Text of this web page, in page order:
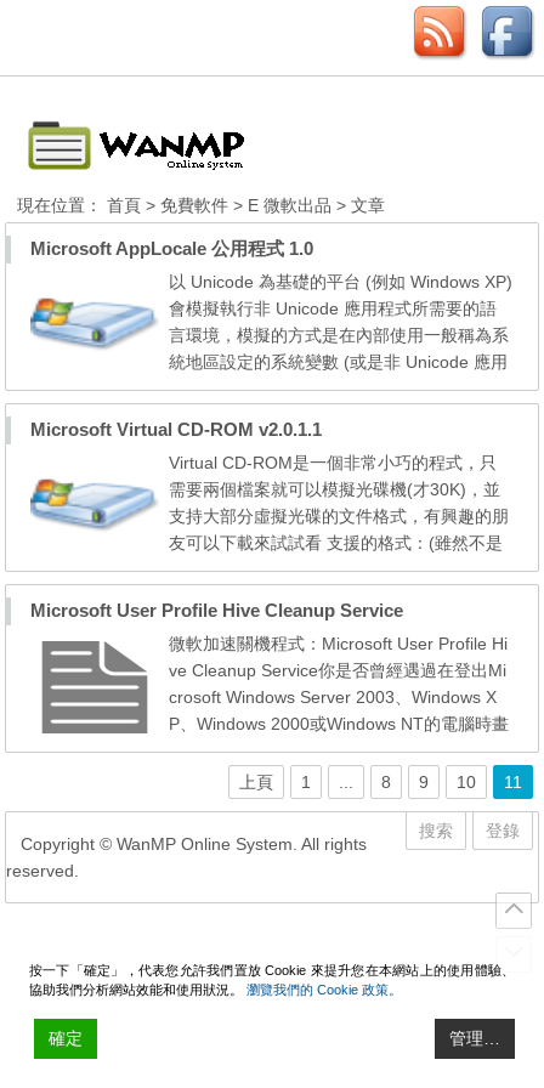
現在位置：首頁 >免費軟件 > E 微軟出品 > 文章
Microsoft AppLocale 公用程式 1.0
以 Unicode 為基礎的平台 (例如 Windows XP)
會模擬執行非 Unicode 應用程式所需要的語
言環境，模擬的方式是在內部使用一般稱為系
統地區設定的系統變數 (或是非 Unicode 應用
程式的語言)，將應用程式的非 Unicode 文字
的語言與系統地區設定所定義的語言，應該是
使用相同的指令碼或指令碼系列。如果不符合
這個條件，應用程式的使用者介面 (UI) 就會
顯示成亂碼。 這...
Microsoft Virtual CD-ROM v2.0.1.1
Virtual CD-ROM是一個非常小巧的程式，只
需要兩個檔案就可以模擬光碟機(才30K)，並
支持大部分虛擬光碟的文件格式，有興趣的朋
友可以下載來試試看 支援的格式：(雖然不是
很多，不過看在它小巧免安裝又是微軟出的，
使用方法：(依官方 readme.txt 翻譯過來的)1.
將VCdRom.sys複製到你的系統安裝目錄 syst
em32/drivers 目錄下2.執行VCdControlTool.e
xe (這個...
Microsoft User Profile Hive Cleanup Service
微軟加速關機程式：Microsoft User Profile Hi
ve Cleanup Service你是否曾經遇過在登出Mi
crosoft Windows Server 2003、Windows X
P、Windows 2000或Windows NT的電腦時畫
面一直停留在「正在儲存設定」這行訊息、花
費很長的時間還關不了機的情況？這是因為當
你登出系統時，若是Windows裡在在執行的程
式或 是協力廠商的程式(如印表機驅動程式、
病毒掃描程式、常駐程式等等)並沒有立即停
上頁 1 8 9 10 11
搜索 登錄
Copyright © WanMP Online System. All rights
reserved.
按一下「確定」，代表您允許我們置放 Cookie 來提升您在本網站上的使用體驗、
協助我們分析網站效能和使用狀況。 瀏覽我們的 Cookie 政策。
確定 管理…